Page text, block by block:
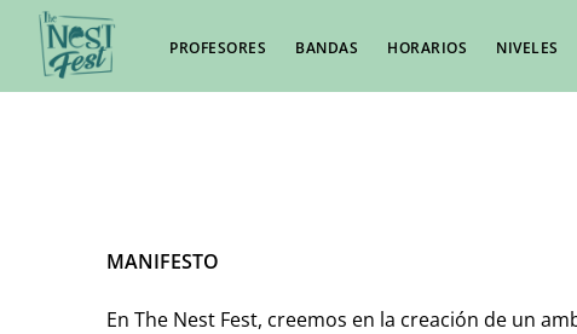
PROFESORES BANDAS HORARIOS NIVELES
MANIFESTO
En The Nest Fest, creemos en la creación de un